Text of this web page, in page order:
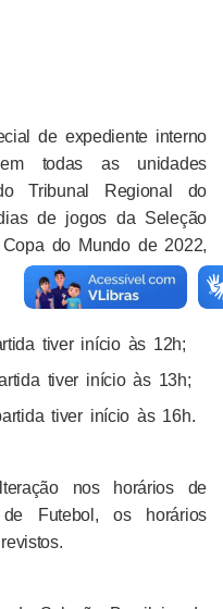
de expediente interno
todas as unidades
Tribunal Regional do
de jogos da Seleção
do Mundo de 2022,
tiver início às 12h;
tiver início às 13h;
tiver início às 16h.
nos horários de
Futebol, os horários